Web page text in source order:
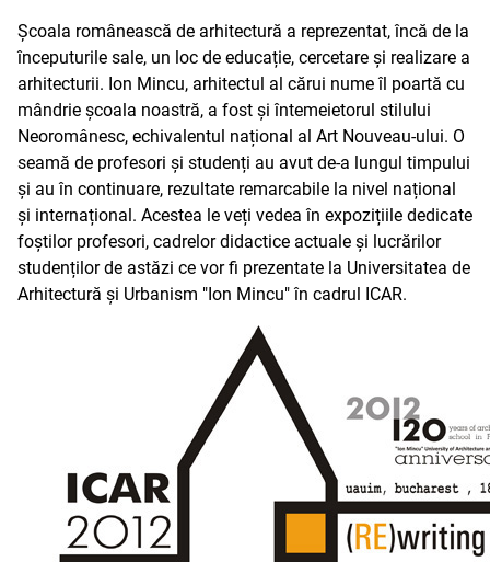
Școala românească de arhitectură a reprezentat, încă de la
începuturile sale, un loc de educație, cercetare și realizare a
arhitecturii. Ion Mincu, arhitectul al cărui nume îl poartă cu
mândrie școala noastră, a fost și întemeietorul stilului
Neoromânesc, echivalentul național al Art Nouveau-ului. O
seamă de profesori și studenți au avut de-a lungul timpului
și au în continuare, rezultate remarcabile la nivel național
și internațional. Acestea le veți vedea în expozițiile dedicate
foștilor profesori, cadrelor didactice actuale și lucrărilor
studenților de astăzi ce vor fi prezentate la Universitatea de
Arhitectură și Urbanism "Ion Mincu" în cadrul ICAR.